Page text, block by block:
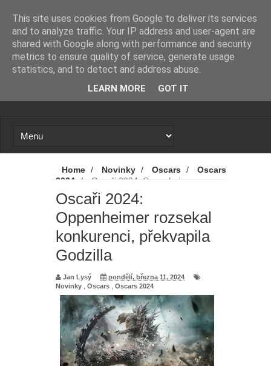
Loading...
Home / Novinky / Oscars /
Oscars
2024
/
Oscaři 2024: Oppenheimer
rozsekal konkurenci, překvapila Godzilla
Oscaři 2024:
Oppenheimer rozsekal
konkurenci, překvapila
Godzilla
Jan Lysý
pondělí, března 11, 2024
Novinky
Oscars Oscars 2024
This site uses cookies from Google to deliver its services
and to analyze traffic. Your IP address and user-agent are
shared with Google along with performance and security
metrics to ensure quality of service, generate usage
statistics, and to detect and address abuse.
LEARN MORE GOT IT